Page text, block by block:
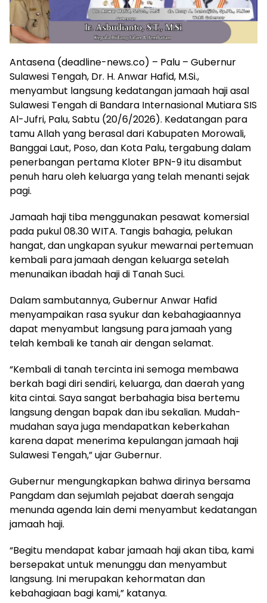
Antasena (deadline-news.co) – Palu – Gubernur
Sulawesi Tengah, Dr. H. Anwar Hafid, M.Si.,
menyambut langsung kedatangan jamaah haji asal
Sulawesi Tengah di Bandara Internasional Mutiara SIS
Al-Jufri, Palu, Sabtu (20/6/2026). Kedatangan para
tamu Allah yang berasal dari Kabupaten Morowali,
Banggai Laut, Poso, dan Kota Palu, tergabung dalam
penerbangan pertama Kloter BPN-9 itu disambut
penuh haru oleh keluarga yang telah menanti sejak
pagi.
Jamaah haji tiba menggunakan pesawat komersial
pada pukul 08.30 WITA. Tangis bahagia, pelukan
hangat, dan ungkapan syukur mewarnai pertemuan
kembali para jamaah dengan keluarga setelah
menunaikan ibadah haji di Tanah Suci.
Dalam sambutannya, Gubernur Anwar Hafid
menyampaikan rasa syukur dan kebahagiaannya
dapat menyambut langsung para jamaah yang
telah kembali ke tanah air dengan selamat.
“Kembali di tanah tercinta ini semoga membawa
berkah bagi diri sendiri, keluarga, dan daerah yang
kita cintai. Saya sangat berbahagia bisa bertemu
langsung dengan bapak dan ibu sekalian. Mudah-
mudahan saya juga mendapatkan keberkahan
karena dapat menerima kepulangan jamaah haji
Sulawesi Tengah,” ujar Gubernur.
Gubernur mengungkapkan bahwa dirinya bersama
Pangdam dan sejumlah pejabat daerah sengaja
menunda agenda lain demi menyambut kedatangan
jamaah haji.
“Begitu mendapat kabar jamaah haji akan tiba, kami
bersepakat untuk menunggu dan menyambut
langsung. Ini merupakan kehormatan dan
kebahagiaan bagi kami,” katanya.